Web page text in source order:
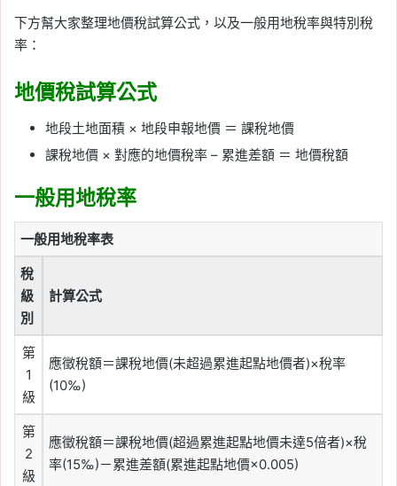
下方幫大家整理地價稅試算公式，以及一般用地稅率與特別稅
率：
地價稅試算公式
地段土地面積 × 地段申報地價 ＝ 課稅地價
課稅地價 × 對應的地價稅率 – 累進差額 ＝ 地價稅額
一般用地稅率
一般用地稅率表
稅
級
別
計算公式
第
1
級
應徵稅額＝課稅地價(未超過累進起點地價者)×稅率
(10‰)
第
2
級
應徵稅額＝課稅地價(超過累進起點地價未達5倍者)×稅
率(15‰)－累進差額(累進起點地價×0.005)